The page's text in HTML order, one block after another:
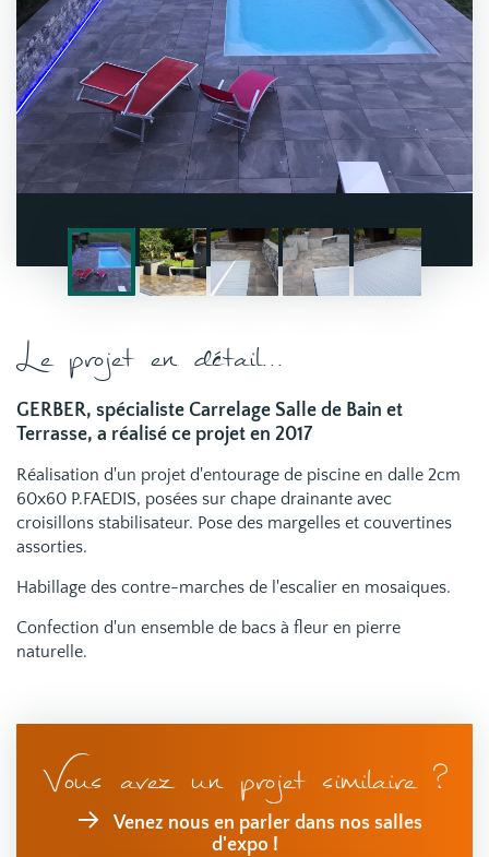
Le projet en détail...
GERBER, spécialiste Carrelage Salle de Bain et
Terrasse, a réalisé ce projet en 2017
Réalisation d'un projet d'entourage de piscine en dalle 2cm
60x60 P.FAEDIS, posées sur chape drainante avec
croisillons stabilisateur. Pose des margelles et couvertines
assorties.
Habillage des contre-marches de l'escalier en mosaiques.
Confection d'un ensemble de bacs à fleur en pierre
naturelle.
Vous avez un projet similaire ?
Venez nous en parler dans nos salles
d'expo !